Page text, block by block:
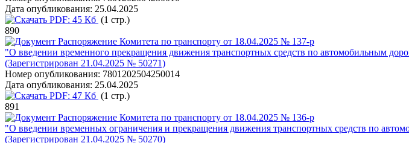
Дата опубликования: 25.04.2025
PDF: 45 Кб (1 стр.)
890
Распоряжение Комитета по транспорту от 18.04.2025 № 137-р
"О введении временного прекращения движения транспортных средств по автомобильным
(Зарегистрирован 21.04.2025 № 50271)
Номер опубликования: 7801202504250014
Дата опубликования: 25.04.2025
PDF: 47 Кб (1 стр.)
891
Распоряжение Комитета по транспорту от 18.04.2025 № 136-р
"О введении временных ограничения и прекращения движения транспортных средств по
(Зарегистрирован 21.04.2025 № 50270)